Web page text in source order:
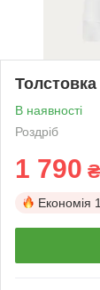
В наявності
Роздріб
1 790 ₴
Економія